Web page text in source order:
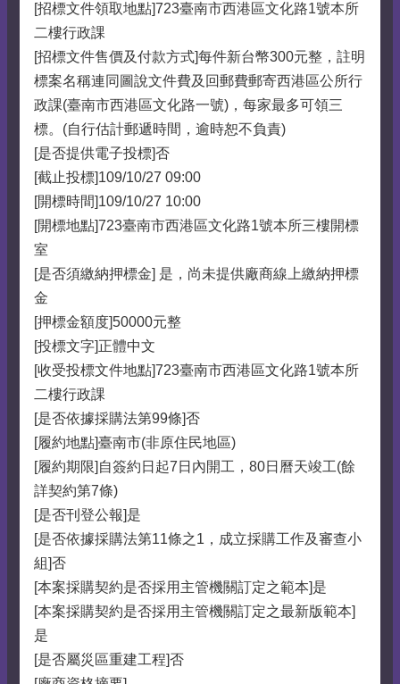
[招標文件領取地點]723臺南市西港區文化路1號本所
二樓行政課
[招標文件售價及付款方式]每件新台幣300元整，註明
標案名稱連同圖說文件費及回郵費郵寄西港區公所行
政課(臺南市西港區文化路一號)，每家最多可領三
標。(自行估計郵遞時間，逾時恕不負責)
[是否提供電子投標]否
[截止投標]109/10/27 09:00
[開標時間]109/10/27 10:00
[開標地點]723臺南市西港區文化路1號本所三樓開標
室
[是否須繳納押標金] 是，尚未提供廠商線上繳納押標
金
[押標金額度]50000元整
[投標文字]正體中文
[收受投標文件地點]723臺南市西港區文化路1號本所
二樓行政課
[是否依據採購法第99條]否
[履約地點]臺南市(非原住民地區)
[履約期限]自簽約日起7日內開工，80日曆天竣工(餘
詳契約第7條)
[是否刊登公報]是
[是否依據採購法第11條之1，成立採購工作及審查小
組]否
[本案採購契約是否採用主管機關訂定之範本]是
[本案採購契約是否採用主管機關訂定之最新版範本]
是
[是否屬災區重建工程]否